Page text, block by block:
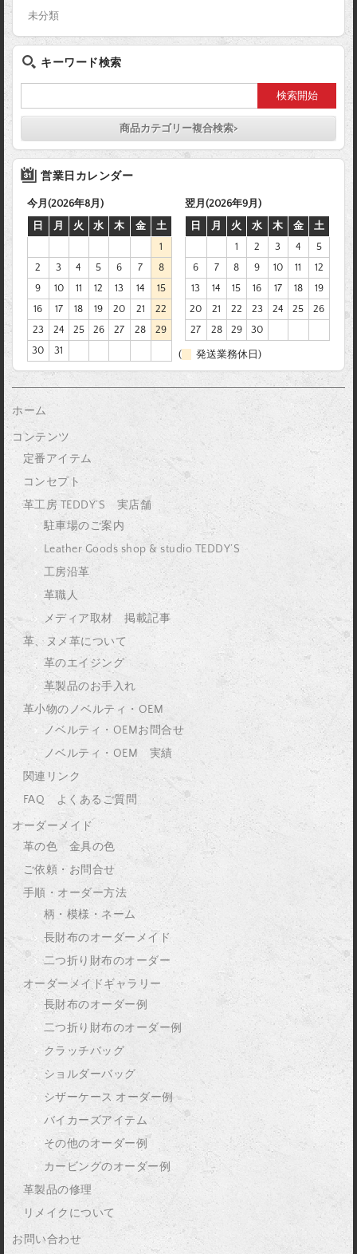
未分類
キーワード検索
商品カテゴリー複合検索>
営業日カレンダー
今月(2026年8月)
日
月 火 水 木 金
土
1
2
3 4 5 6 7
8
9
10 11 12 13 14
15
16
17 18 19 20 21
22
23
24 25 26 27 28
29
30
31
翌月(2026年9月)
日
月 火 水 木 金
土
1
2 3 4
5
6
7 8 9 10 11
12
13
14 15 16 17 18
19
20
21 22 23 24 25
26
27
28 29 30
( 発送業務休日)
ホーム
コンテンツ
定番アイテム
コンセプト
革工房 TEDDY’S 実店舗
駐車場のご案内
Leather Goods shop & studio TEDDY’S
工房沿革
革職人
メディア取材 掲載記事
革、ヌメ革について
革のエイジング
革製品のお手入れ
革小物のノベルティ・OEM
ノベルティ・OEMお問合せ
ノベルティ・OEM 実績
関連リンク
FAQ よくあるご質問
オーダーメイド
革の色 金具の色
ご依頼・お問合せ
手順・オーダー方法
柄・模様・ネーム
長財布のオーダーメイド
二つ折り財布のオーダー
オーダーメイドギャラリー
長財布のオーダー例
二つ折り財布のオーダー例
クラッチバッグ
ショルダーバッグ
シザーケース オーダー例
バイカーズアイテム
その他のオーダー例
カービングのオーダー例
革製品の修理
リメイクについて
お問い合わせ